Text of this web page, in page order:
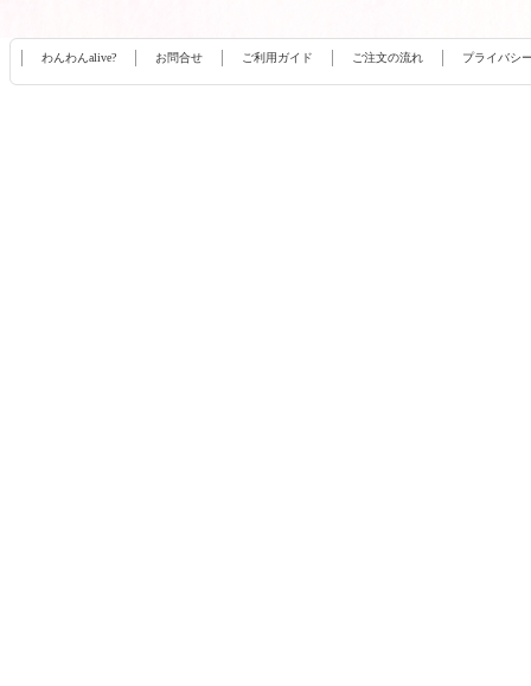
わんわんalive? お問合せ ご利用ガイド ご注文の流れ プライバシ